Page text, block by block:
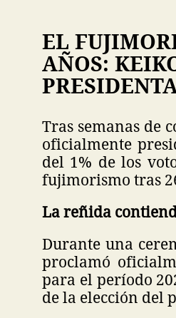
EL
AÑOS:
Tras semanas de
oficialmente
del 1% de los
fujimorismo tras
La reñida
Durante una
proclamó
para el período
de la elección del